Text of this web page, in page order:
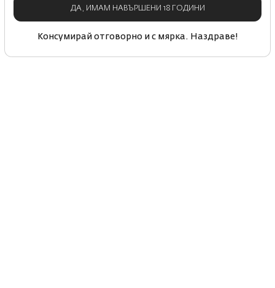
ДА, ИМАМ НАВЪРШЕНИ 18 ГОДИНИ
Консумирай отговорно и с мярка. Наздраве!